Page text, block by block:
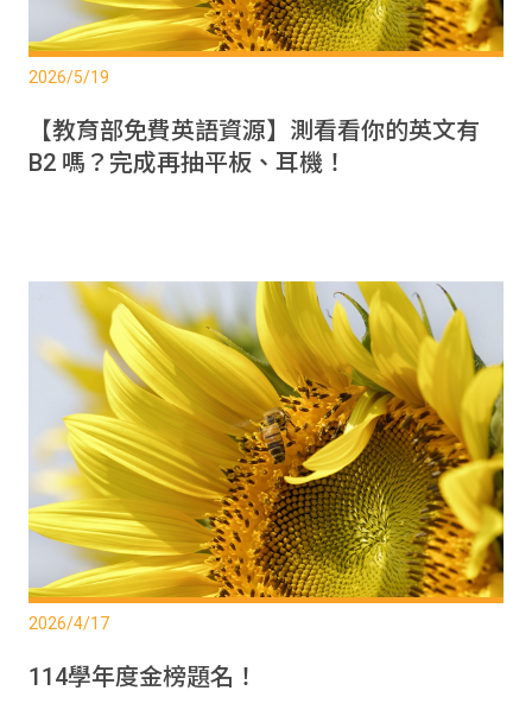
2026/5/19
【教育部免費英語資源】測看看你的英文有
B2 嗎？完成再抽平板、耳機！
2026/4/17
114學年度金榜題名！